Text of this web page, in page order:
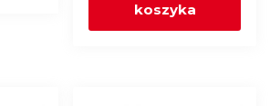
koszyka